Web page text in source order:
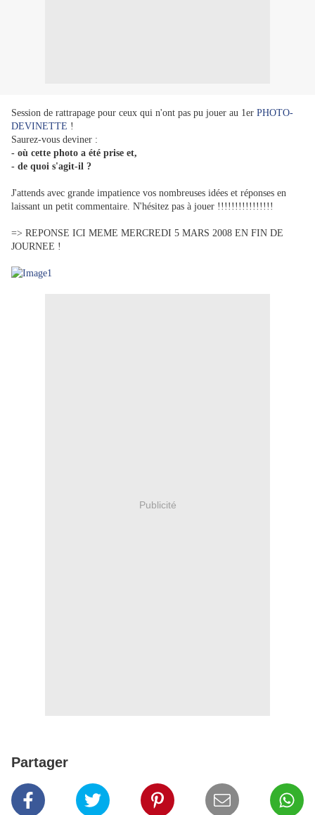
Session de rattrapage pour ceux qui n'ont pas pu jouer au 1er PHOTO-
DEVINETTE !
Saurez-vous deviner :
- où cette photo a été prise et,
- de quoi s'agit-il ?
J'attends avec grande impatience vos nombreuses idées et réponses en
laissant un petit commentaire. N'hésitez pas à jouer !!!!!!!!!!!!!!!!
=> REPONSE ICI MEME MERCREDI 5 MARS 2008 EN FIN DE
JOURNEE !
Publicité
Partager